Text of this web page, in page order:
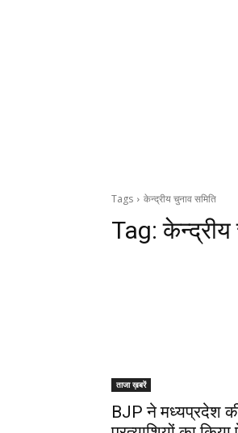
Tags केन्द्रीय चुनाव समिति
Tag:केन्द्रीय
ताजा ख़बरें
BJP ने मध्यप्रदेश